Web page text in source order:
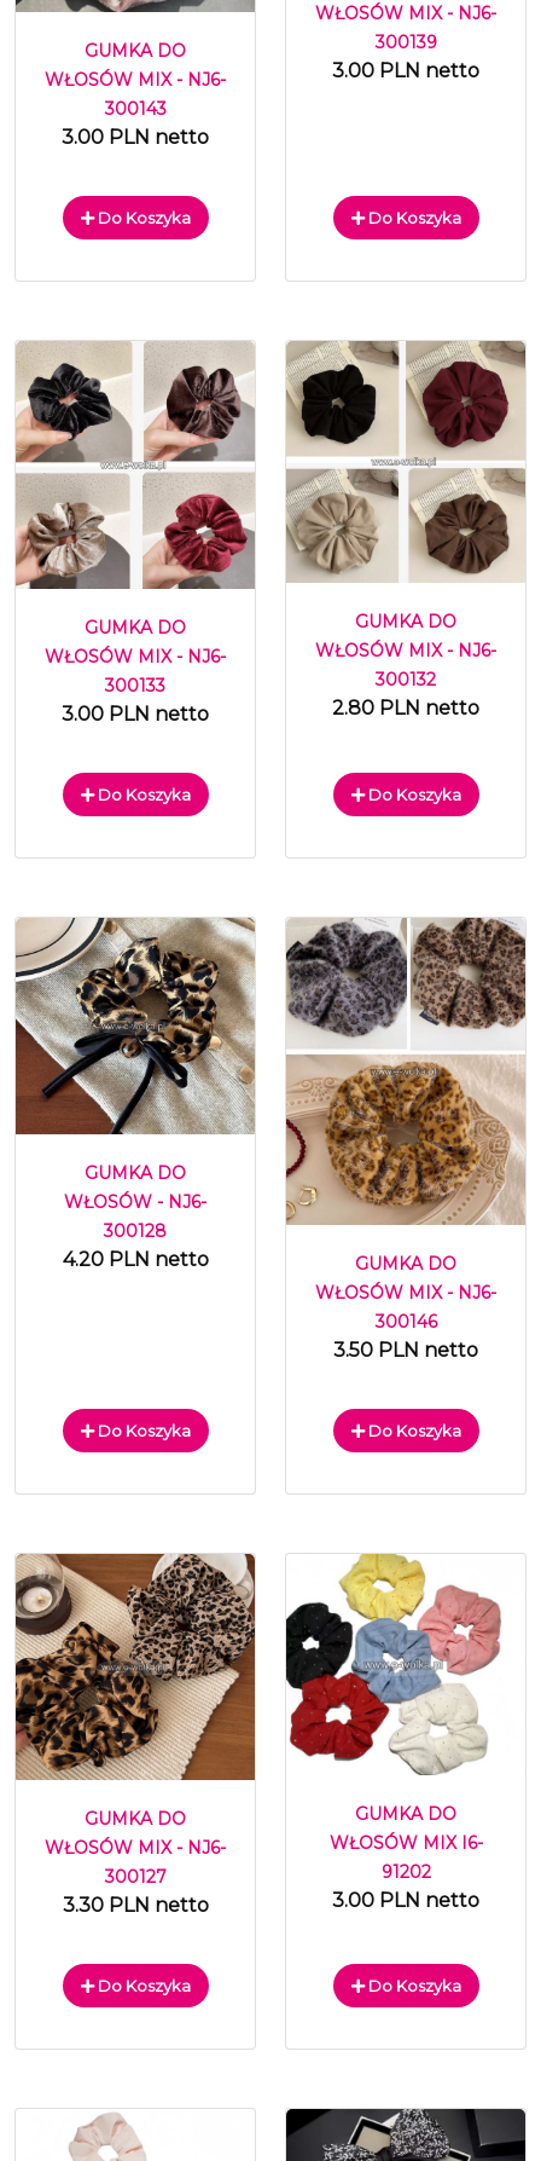
GUMKA DO
WŁOSÓW MIX - NJ6-
300143
3.00 PLN netto
Do Koszyka
WŁOSÓW MIX - NJ6-
300139
3.00 PLN netto
Do Koszyka
GUMKA DO
WŁOSÓW MIX - NJ6-
300133
3.00 PLN netto
Do Koszyka
GUMKA DO
WŁOSÓW MIX - NJ6-
300132
2.80 PLN netto
Do Koszyka
GUMKA DO
WŁOSÓW - NJ6-
300128
4.20 PLN netto
Do Koszyka
GUMKA DO
WŁOSÓW MIX - NJ6-
300146
3.50 PLN netto
Do Koszyka
GUMKA DO
WŁOSÓW MIX - NJ6-
300127
3.30 PLN netto
Do Koszyka
GUMKA DO
WŁOSÓW MIX I6-
91202
3.00 PLN netto
Do Koszyka